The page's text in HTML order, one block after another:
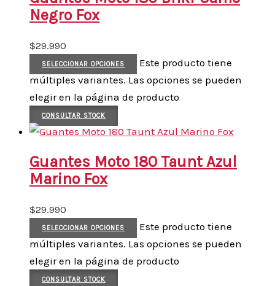
Negro Fox
$29.990
SELECCIONAR OPCIONES
Este producto tiene
múltiples variantes. Las opciones se pueden
elegir en la página de producto
CONSULTAR STOCK
Guantes Moto 180 Taunt Azul
Marino Fox
$29.990
SELECCIONAR OPCIONES
Este producto tiene
múltiples variantes. Las opciones se pueden
elegir en la página de producto
CONSULTAR STOCK